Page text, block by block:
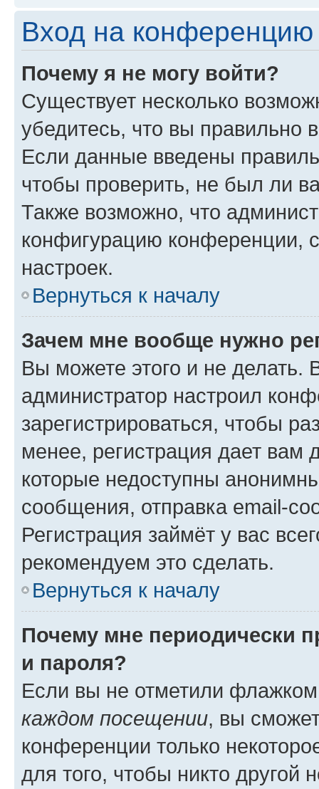
Вход на конференцию
Почему я не могу войти?
Существует несколько
убедитесь, что вы правильно
Если данные введены
чтобы проверить, не был ли
Также возможно, что
конфигурацию конференции,
настроек.
Вернуться к началу
Зачем мне вообще нужно
Вы можете этого и не делать.
администратор настроил
зарегистрироваться, чтобы
менее, регистрация дает вам
которые недоступны
сообщения, отправка email-
Регистрация займёт у вас
рекомендуем это сделать.
Вернуться к началу
Почему мне периодически
и пароля?
Если вы не отметили
каждом посещении, вы
конференции только
для того, чтобы никто другой